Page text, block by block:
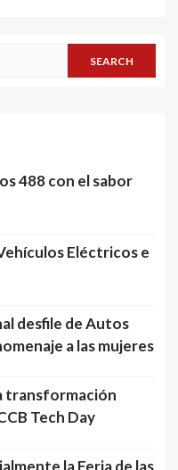
488 con el sabor
Eléctricos e
desfile de Autos
a las mujeres
transformación
Tech Day
la Feria de las